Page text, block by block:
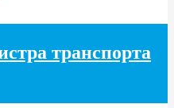
транспорта